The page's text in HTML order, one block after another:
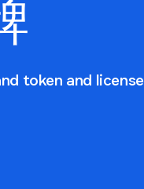
token and license